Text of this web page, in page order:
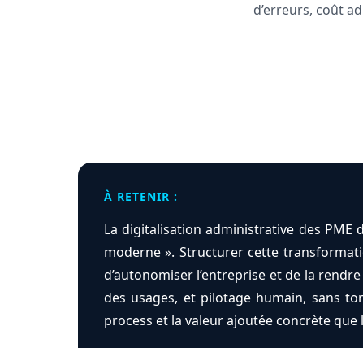
d’erreurs, coût
À RETENIR :
La digitalisation administrative des
moderne ». Structurer cette
d’autonomiser l’entreprise et de la
des usages, et pilotage humain, sans
process et la valeur ajoutée concrète